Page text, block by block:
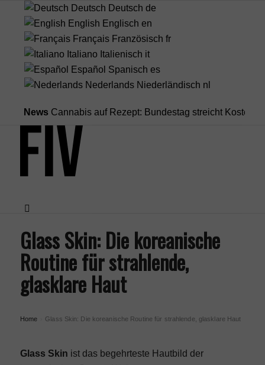
Deutsch Deutsch de
English Englisch en
Français Französisch fr
Italiano Italienisch it
Español Spanisch es
Nederlands Niederländisch nl
Cannabis auf Rezept: Bundestag streicht
Menü
Glass Skin: Die koreanische
Routine für strahlende,
glasklare Haut
Home Glass Skin: Die koreanische Routine für strahlende, glasklare Haut
Glass Skin ist das begehrteste Hautbild der